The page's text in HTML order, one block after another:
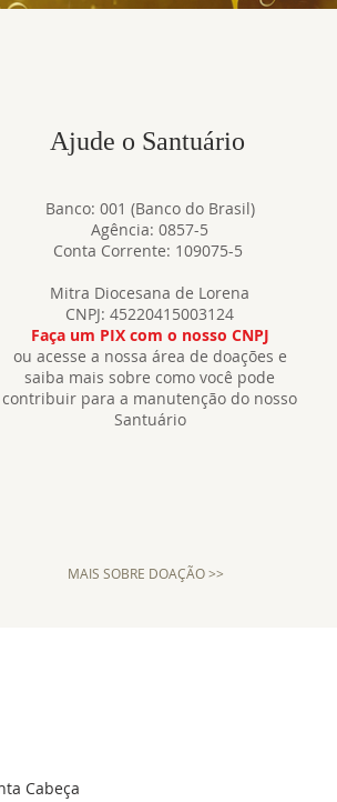
Ajude o Santuário
Banco: 001 (Banco do Brasil)
Agência: 0857-5
Conta Corrente: 109075-5
Mitra Diocesana de Lorena
CNPJ: 45220415003124
Faça um PIX com o nosso CNPJ
ou acesse a nossa área de doações e
saiba mais sobre como você pode
contribuir para a manutenção do nosso
Santuário
MAIS SOBRE DOAÇÃO >>
Cabeça